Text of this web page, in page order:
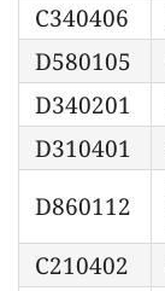
C340406
D580105
D340201
D310401
D860112
C210402